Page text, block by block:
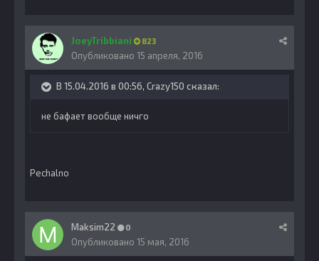
JoeyTribbiani 823
Опубликовано 15 апреля, 2016
В 15.04.2016 в 00:56, Crazy150 сказал:
не бафает вообще ничго
Pechalno
Maksim22 0
Опубликовано 15 мая, 2016